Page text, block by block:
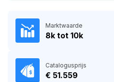
Marktwaarde
8k tot 10k
Catalogusprijs
€ 51.559